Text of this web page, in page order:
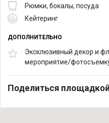
Рюмки, бокалы, посуда
Кейтеринг
ДОПОЛНИТЕЛЬНО
Эксклюзивный декор и
мероприятие/
Поделиться площадкой